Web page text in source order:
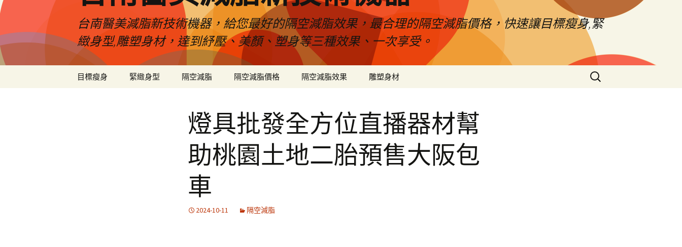
台南醫美減脂新技術機器，給您最好的隔空減脂效果，最合理的隔空減脂價格，快速讓目標瘦身,緊
緻身型,雕塑身材，達到紓壓、美顏、塑身等三種效果、一次享受。
目標瘦身 緊緻身型 隔空減脂 隔空減脂價格 隔空減脂效果 雕塑身材
搜
尋
燈具批發全方位直播器材幫
助桃園土地二胎預售大阪包
車
2024-10-11 隔空減脂